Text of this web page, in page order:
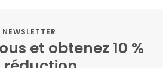
NEWSLETTER
et obtenez 10 %